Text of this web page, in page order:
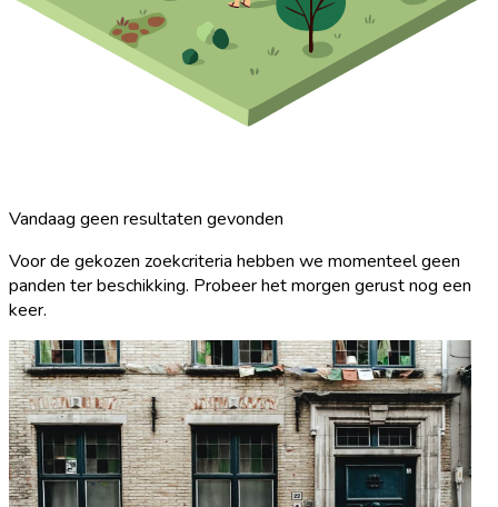
Vandaag geen resultaten gevonden
Voor de gekozen zoekcriteria hebben we momenteel geen
panden ter beschikking. Probeer het morgen gerust nog een
keer.